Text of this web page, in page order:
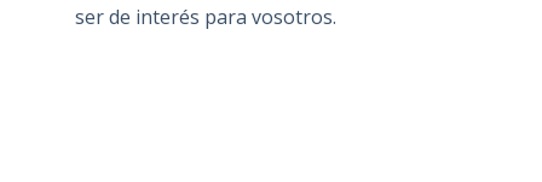
ser de interés para vosotros.